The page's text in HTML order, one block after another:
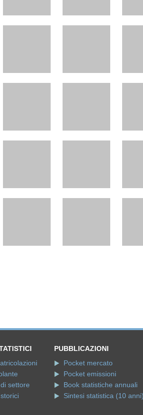
settore
Book statistiche annuali